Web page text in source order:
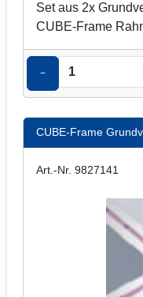
Set aus 2x
CUBE-Frame
−
CUBE-Frame
Art.-Nr. 9827141